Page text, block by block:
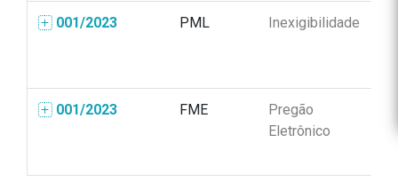
001/2023 PML Inexigibilidade
001/2023 FME
Pregão
Eletrônico